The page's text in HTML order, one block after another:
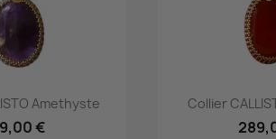
rapide
Amethyste
€

Collier